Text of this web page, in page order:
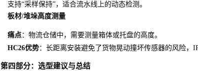
支持“采样保持”，适合流水线上的动态检测。
板材/堆垛高度测量
痛点：物流仓储中，需要测量箱体或托盘的高度。
HC26优势：长距离安装避免了货物晃动撞坏传感器的风险，
第四部分：选型建议与总结